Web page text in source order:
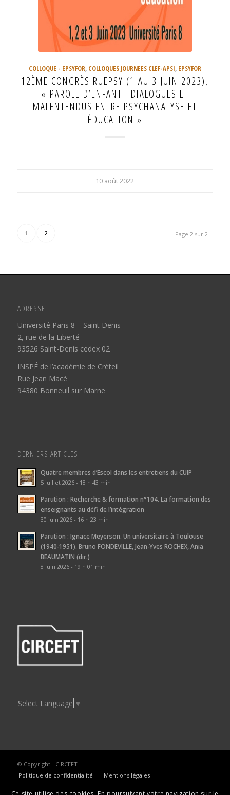
COLLOQUE - EPSYFOR, COLLOQUES JOURNEES CLEF-APSI, EPSYFOR
12ÈME CONGRÈS RUEPSY (1 AU 3 JUIN 2023),
« PAROLE D’ENFANT : DIALOGUES ET
MALENTENDUS ENTRE PSYCHANALYSE ET
ÉDUCATION »
10 août 2022
Page 2 sur 2
1 2
ADRESSE
Université Paris 8 – Saint Denis
2, rue de la Liberté
93526 Saint-Denis cedex 02
INSPÉ de l’académie de Créteil
Rue Jean Macé
94380 Bonneuil sur Marne
DERNIERS ARTICLES
Quatre membres d’Escol dans les entretiens du CUIP
5 juillet 2026 - 18 h 43 min
Parution : Recherche & formation n°104. La formation des
enseignants au défi de l’intégration
30 juin 2026 - 16 h 23 min
Parution : Ignace Meyerson. Un universitaire à Toulouse
(1940-1951). Bruno FONDEVILLE, Jean-Yves ROCHEX, Ania
BEAUMATIN (dir.)
8 juin 2026 - 19 h 01 min
Select Language ▼
© Copyright - CIRCEFT
Politique de confidentialité
Mentions légales